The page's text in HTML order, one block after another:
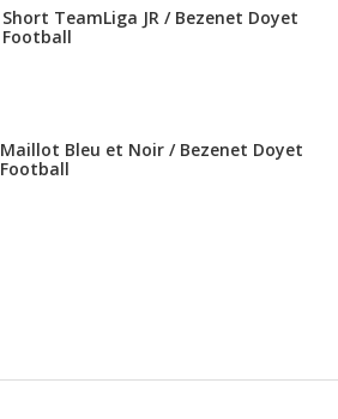
Short TeamLiga JR / Bezenet Doyet
Football
Maillot Bleu et Noir / Bezenet Doyet
Football